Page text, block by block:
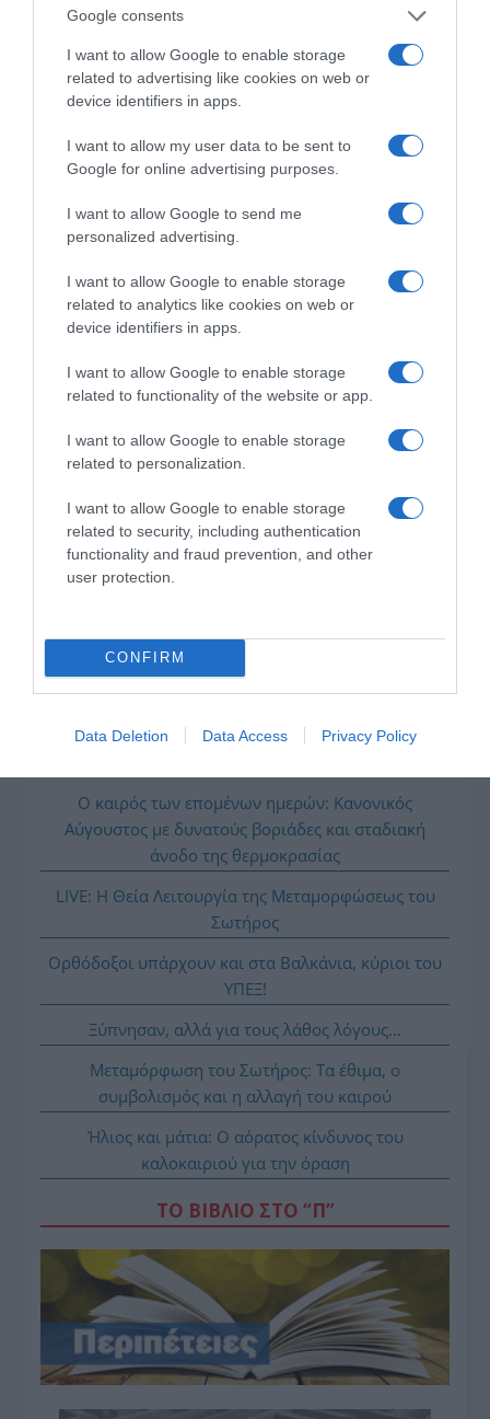
Google consents
I want to allow Google to enable storage
related to advertising like cookies on web or
device identifiers in apps.
I want to allow my user data to be sent to
Google for online advertising purposes.
I want to allow Google to send me
personalized advertising.
I want to allow Google to enable storage
related to analytics like cookies on web or
device identifiers in apps.
I want to allow Google to enable storage
related to functionality of the website or app.
I want to allow Google to enable storage
related to personalization.
I want to allow Google to enable storage
related to security, including authentication
functionality and fraud prevention, and other
user protection.
CONFIRM
Data Deletion Data Access Privacy Policy
ΔΙΑΒΑΣΤΕ ΚΑΙ ΤΑ ΠΑΡΑΚΑΤΩ
Ο καιρός των επομένων ημερών: Κανονικός
Αύγουστος με δυνατούς βοριάδες και σταδιακή
άνοδο της θερμοκρασίας
LIVE: Η Θεία Λειτουργία της Μεταμορφώσεως του
Σωτήρος
Ορθόδοξοι υπάρχουν και στα Βαλκάνια, κύριοι του
ΥΠΕΞ!
Ξύπνησαν, αλλά για τους λάθος λόγους…
Μεταμόρφωση του Σωτήρος: Τα έθιμα, ο
συμβολισμός και η αλλαγή του καιρού
Ήλιος και μάτια: Ο αόρατος κίνδυνος του
καλοκαιριού για την όραση
ΤΟ ΒΙΒΛΙΟ ΣΤΟ “Π”